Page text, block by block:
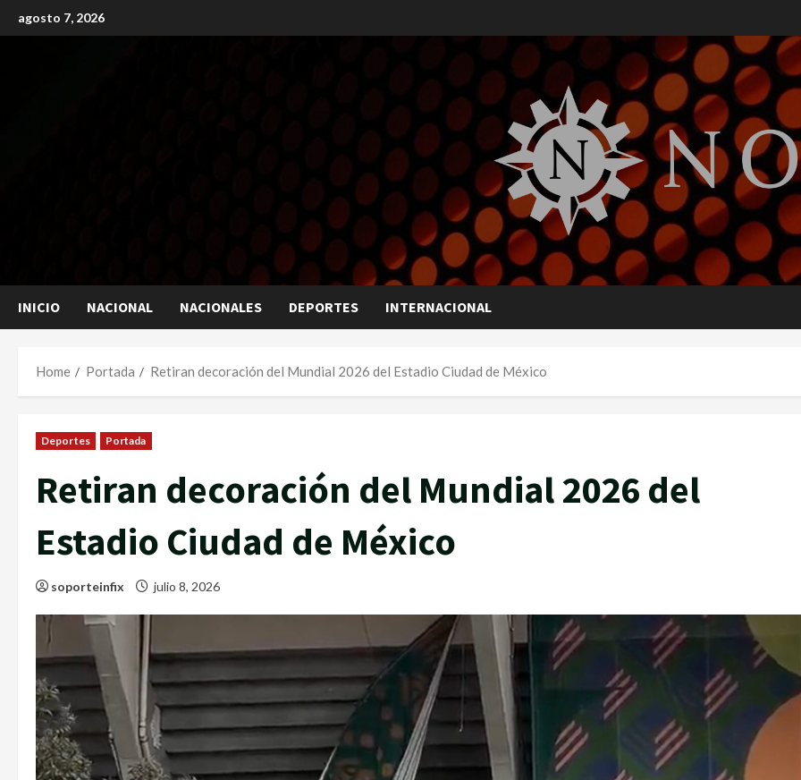
to
agosto 7, 2026
INICIO NACIONAL NACIONALES DEPORTES INTERNACIONAL
Home Portada Retiran decoración del Mundial 2026 del Estadio Ciudad de México
Deportes Portada
Retiran decoración del Mundial 2026 del
Estadio Ciudad de México
soporteinfix julio 8, 2026